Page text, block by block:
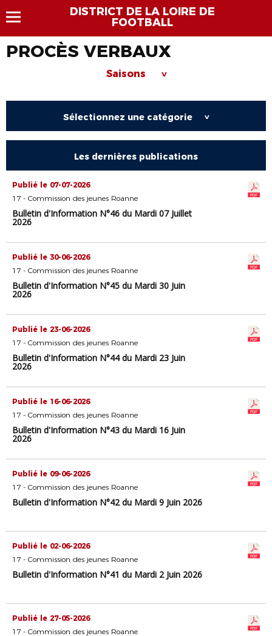
DISTRICT DE LA LOIRE DE
FOOTBALL
PROCÈS VERBAUX
Saisons >
Sélectionnez une catégorie >
Les dernières publications
Publié le 07-07-2026
17 - Commission des jeunes Roanne
Bulletin d'Information N°46 du Mardi 07 Juillet
2026
Publié le 30-06-2026
17 - Commission des jeunes Roanne
Bulletin d'Information N°45 du Mardi 30 Juin
2026
Publié le 23-06-2026
17 - Commission des jeunes Roanne
Bulletin d'Information N°44 du Mardi 23 Juin
2026
Publié le 16-06-2026
17 - Commission des jeunes Roanne
Bulletin d'Information N°43 du Mardi 16 Juin
2026
Publié le 09-06-2026
17 - Commission des jeunes Roanne
Bulletin d'Information N°42 du Mardi 9 Juin 2026
Publié le 02-06-2026
17 - Commission des jeunes Roanne
Bulletin d'Information N°41 du Mardi 2 Juin 2026
Publié le 27-05-2026
17 - Commission des jeunes Roanne